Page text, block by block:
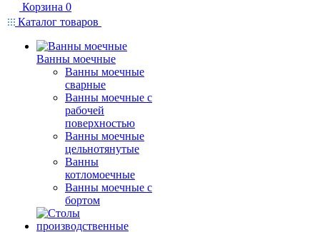
Корзина 0
Каталог товаров
Ванны моечные
Ванны моечные
сварные
Ванны моечные с
рабочей
поверхностью
Ванны моечные
цельнотянутые
Ванны
котломоечные
Ванны моечные с
бортом